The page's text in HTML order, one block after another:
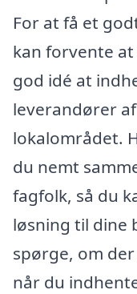
For at få et
kan forvente
god idé at
leverandører
lokalområdet.
du nemt
fagfolk, så du
løsning til dine
spørge, om
når du